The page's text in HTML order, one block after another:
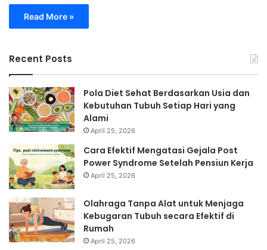
Read More »
Recent Posts
Pola Diet Sehat Berdasarkan Usia dan
Kebutuhan Tubuh Setiap Hari yang
Alami
April 25, 2026
Cara Efektif Mengatasi Gejala Post
Power Syndrome Setelah Pensiun Kerja
April 25, 2026
Olahraga Tanpa Alat untuk Menjaga
Kebugaran Tubuh secara Efektif di
Rumah
April 25, 2026